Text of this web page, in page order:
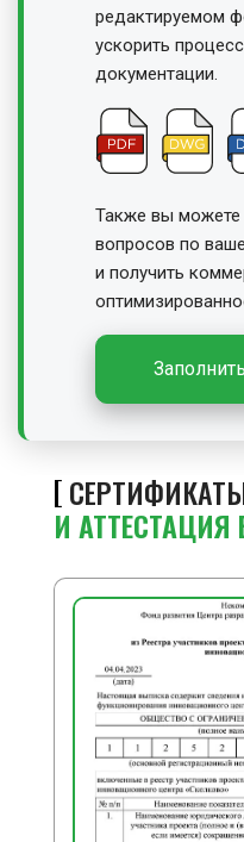
редактируемом
ускорить
документации.
Также вы можете
вопросов по
и получить
И АТТЕСТАЦИЯ